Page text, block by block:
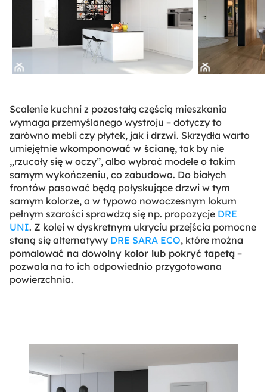
Scalenie kuchni z pozostałą częścią mieszkania
wymaga przemyślanego wystroju – dotyczy to
zarówno mebli czy płytek, jak i drzwi. Skrzydła warto
umiejętnie wkomponować w ścianę, tak by nie
„rzucały się w oczy”, albo wybrać modele o takim
samym wykończeniu, co zabudowa. Do białych
frontów pasować będą połyskujące drzwi w tym
samym kolorze, a w typowo nowoczesnym lokum
pełnym szarości sprawdzą się np. propozycje DRE
UNI. Z kolei w dyskretnym ukryciu przejścia pomocne
staną się alternatywy DRE SARA ECO, które można
pomalować na dowolny kolor lub pokryć tapetą –
pozwala na to ich odpowiednio przygotowana
powierzchnia.